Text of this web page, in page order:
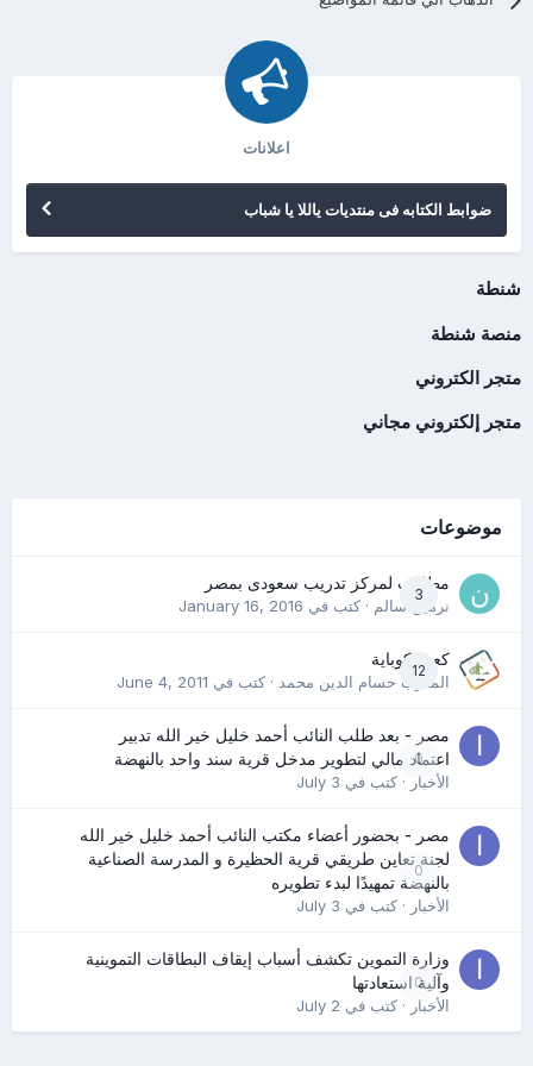
اعلانات
ضوابط الكتابه فى منتديات ياللا يا شباب
شنطة
منصة شنطة
متجر الكتروني
متجر إلكتروني مجاني
موضوعات
3
مطلوب لمركز تدريب سعودى بمصر
نرمين سالم· كتب في January 16, 2016
12
كعب كوباية
المدرب حسام الدين محمد· كتب في June 4, 2011
0
مصر - بعد طلب النائب أحمد خليل خير الله تدبير
اعتماد مالي لتطوير مدخل قرية سند واحد بالنهضة
الأخبار· كتب في July 3
0
مصر - بحضور أعضاء مكتب النائب أحمد خليل خير الله
لجنة تعاين طريقي قرية الحظيرة و المدرسة الصناعية
بالنهضة تمهيدًا لبدء تطويره
الأخبار· كتب في July 3
0
وزارة التموين تكشف أسباب إيقاف البطاقات التموينية
وآلية استعادتها
الأخبار· كتب في July 2